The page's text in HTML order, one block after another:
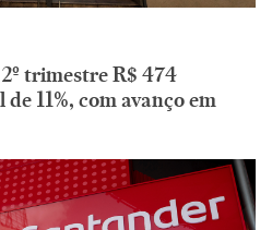
trimestre R$ 474
11%, com avanço em